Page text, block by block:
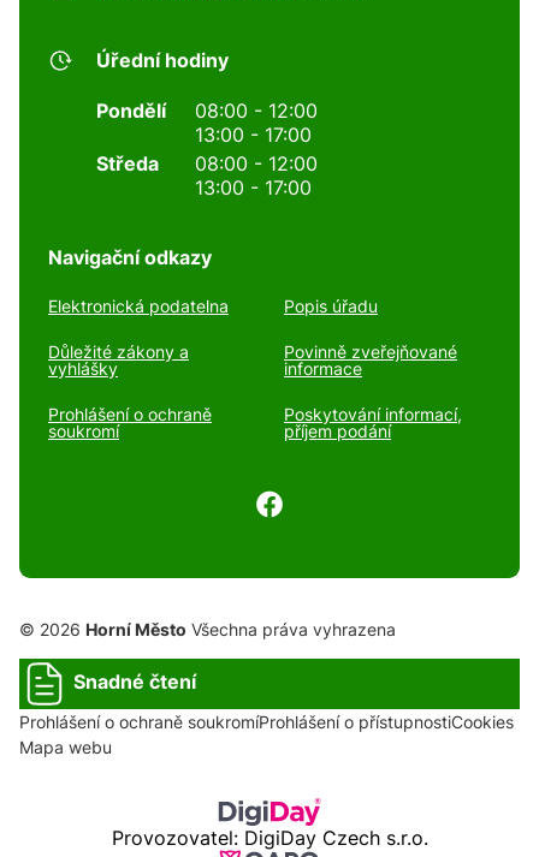
Úřední hodiny
Pondělí
08:00 - 12:00
13:00 - 17:00
Středa
08:00 - 12:00
13:00 - 17:00
Navigační odkazy
Elektronická podatelna Popis úřadu
Důležité zákony a
vyhlášky
Povinně zveřejňované
informace
Prohlášení o ochraně
soukromí
Poskytování informací,
příjem podání
© 2026 Horní Město Všechna práva vyhrazena
Snadné čtení
Prohlášení o ochraně soukromíProhlášení o přístupnostiCookies
Mapa webu
Provozovatel: DigiDay Czech s.r.o.